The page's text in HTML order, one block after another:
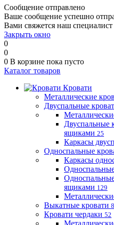
Сообщение отправлено
Ваше сообщение успешно
Вами свяжется наш специалист
Закрыть окно
0
0
0 В корзине пока пусто
Каталог товаров
Кровати
Металлические
Двуспальные
Двуспальные
ящиками 25
Каркасы
Односпальные
Каркасы
ящиками 129
Выкатные кровати 8
Кровати чердаки 52